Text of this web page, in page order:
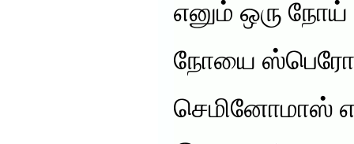
எனும் ஒரு நோய்
நோயை
செமினோமாஸ்